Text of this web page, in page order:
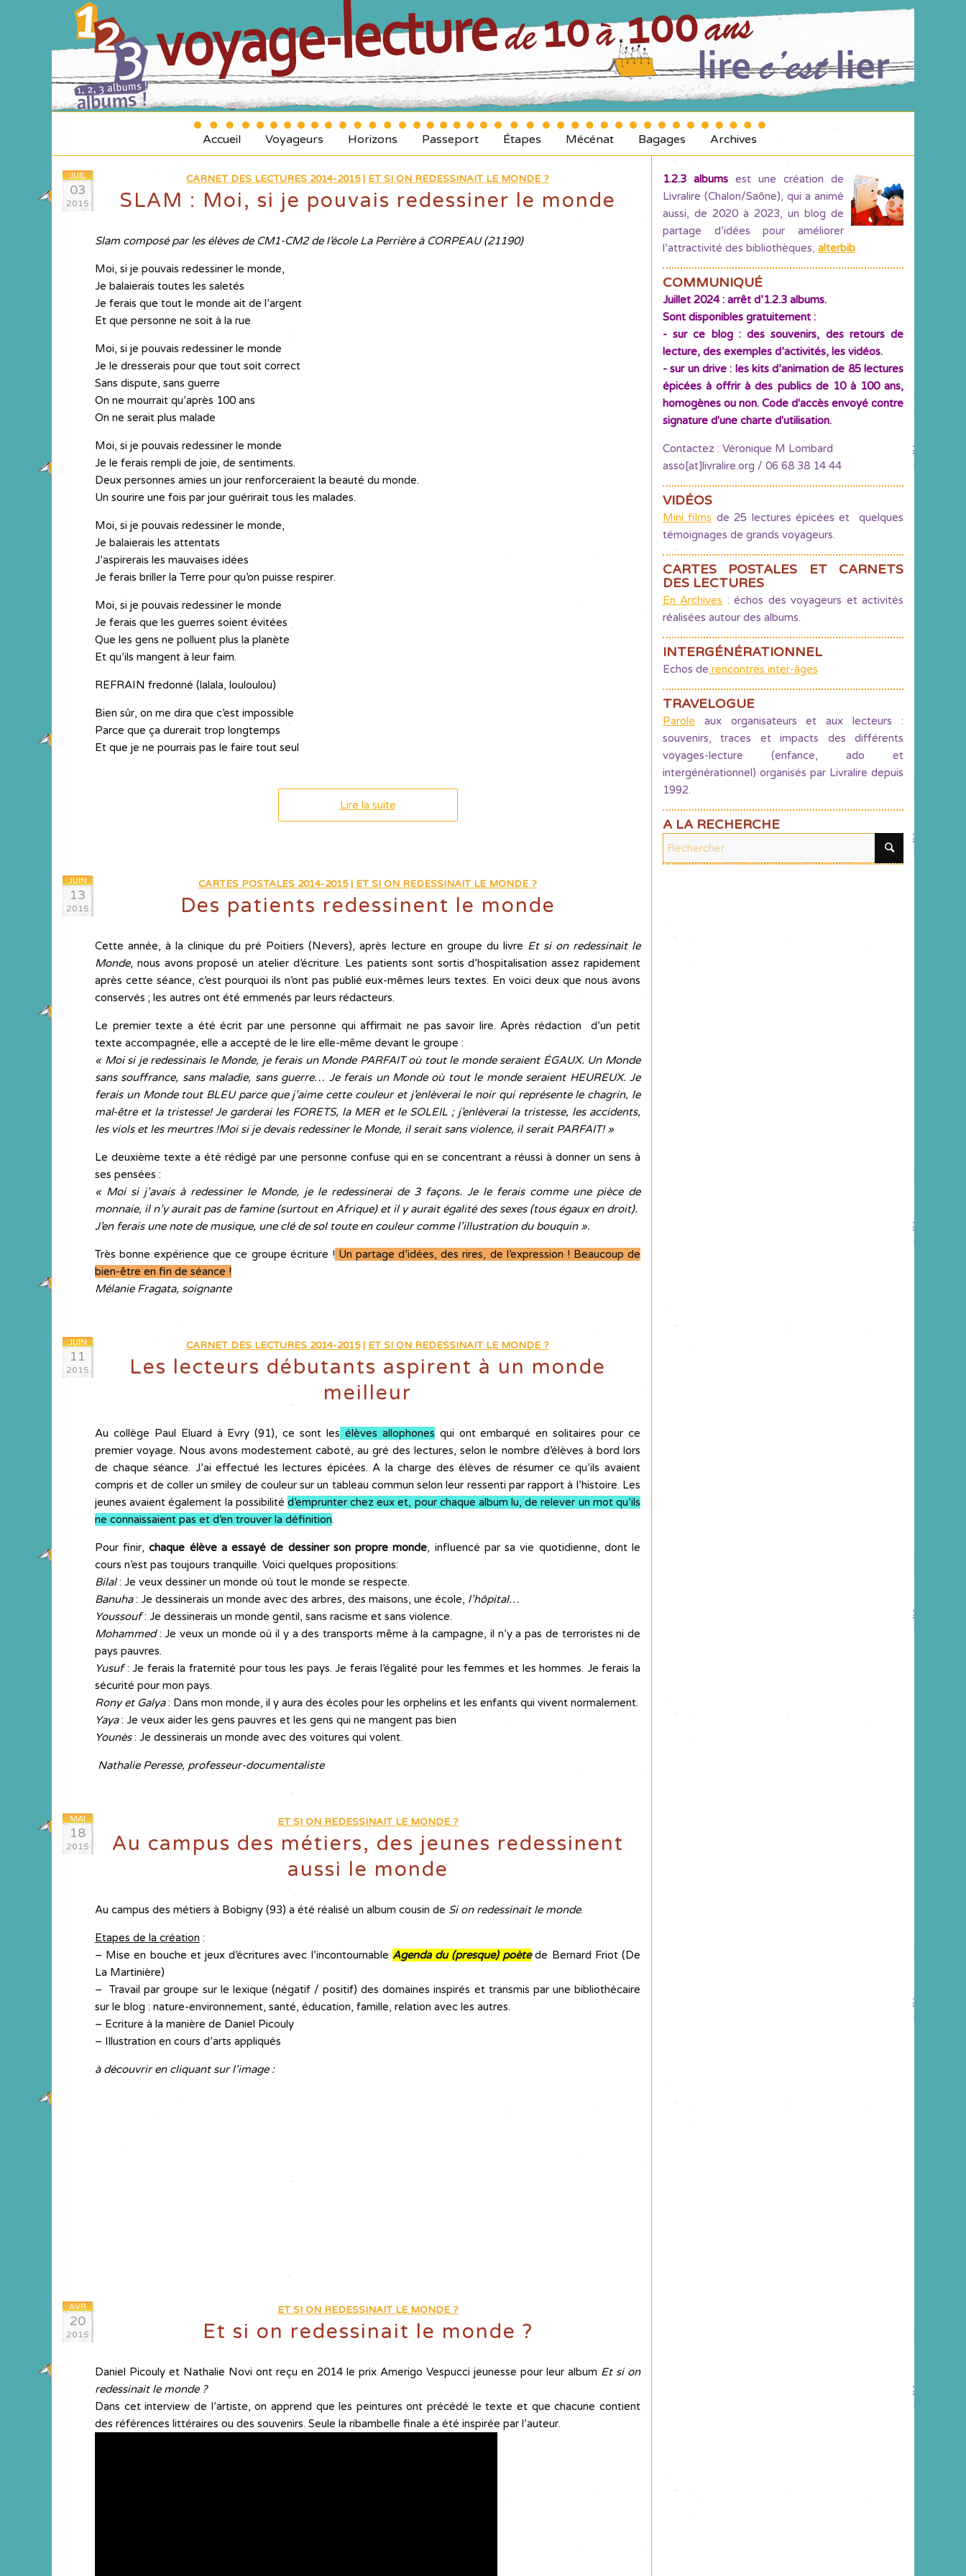
Accueil Voyageurs Horizons Passeport Étapes Mécénat Bagages Archives
JUIL
03
2015
CARNET DES LECTURES 2014-2015| ET SI ON REDESSINAIT LE MONDE ?
SLAM : Moi, si je pouvais redessiner le monde
Slam composé par les élèves de CM1-CM2 de l’école La Perrière à CORPEAU (21190)
Moi, si je pouvais redessiner le monde,
Je balaierais toutes les saletés
Je ferais que tout le monde ait de l’argent
Et que personne ne soit à la rue
Moi, si je pouvais redessiner le monde
Je le dresserais pour que tout soit correct
Sans dispute, sans guerre
On ne mourrait qu’après 100 ans
On ne serait plus malade
Moi, si je pouvais redessiner le monde
Je le ferais rempli de joie, de sentiments.
Deux personnes amies un jour renforceraient la beauté du monde.
Un sourire une fois par jour guérirait tous les malades.
Moi, si je pouvais redessiner le monde,
Je balaierais les attentats
J’aspirerais les mauvaises idées
Je ferais briller la Terre pour qu’on puisse respirer.
Moi, si je pouvais redessiner le monde
Je ferais que les guerres soient évitées
Que les gens ne polluent plus la planète
Et qu’ils mangent à leur faim.
REFRAIN fredonné (lalala, louloulou)
Bien sûr, on me dira que c’est impossible
Parce que ça durerait trop longtemps
Et que je ne pourrais pas le faire tout seul
Lire la suite
JUIN
13
2015
CARTES POSTALES 2014-2015| ET SI ON REDESSINAIT LE MONDE ?
Des patients redessinent le monde
Cette année, à la clinique du pré Poitiers (Nevers), après lecture en groupe du livre Et si on redessinait le
Monde, nous avons proposé un atelier d’écriture. Les patients sont sortis d’hospitalisation assez rapidement
après cette séance, c’est pourquoi ils n’ont pas publié eux-mêmes leurs textes. En voici deux que nous avons
conservés ; les autres ont été emmenés par leurs rédacteurs.
Le premier texte a été écrit par une personne qui affirmait ne pas savoir lire. Après rédaction d’un petit
texte accompagnée, elle a accepté de le lire elle-même devant le groupe :
« Moi si je redessinais le Monde, je ferais un Monde PARFAIT où tout le monde seraient ÉGAUX. Un Monde
sans souffrance, sans maladie, sans guerre… Je ferais un Monde où tout le monde seraient HEUREUX. Je
ferais un Monde tout BLEU parce que j’aime cette couleur et j’enlèverai le noir qui représente le chagrin, le
mal-être et la tristesse! Je garderai les FORETS, la MER et le SOLEIL ; j’enlèverai la tristesse, les accidents,
les viols et les meurtres !Moi si je devais redessiner le Monde, il serait sans violence, il serait PARFAIT! »
Le deuxième texte a été rédigé par une personne confuse qui en se concentrant a réussi à donner un sens à
ses pensées :
« Moi si j’avais à redessiner le Monde, je le redessinerai de 3 façons. Je le ferais comme une pièce de
monnaie, il n’y aurait pas de famine (surtout en Afrique) et il y aurait égalité des sexes (tous égaux en droit).
J’en ferais une note de musique, une clé de sol toute en couleur comme l’illustration du bouquin ».
Très bonne expérience que ce groupe écriture ! Un partage d’idées, des rires, de l’expression ! Beaucoup de
bien-être en fin de séance !
Mélanie Fragata, soignante
JUIN
11
2015
CARNET DES LECTURES 2014-2015| ET SI ON REDESSINAIT LE MONDE ?
Les lecteurs débutants aspirent à un monde
meilleur
Au collège Paul Eluard à Evry (91), ce sont les élèves allophones qui ont embarqué en solitaires pour ce
premier voyage. Nous avons modestement caboté, au gré des lectures, selon le nombre d’élèves à bord lors
de chaque séance. J’ai effectué les lectures épicées. A la charge des élèves de résumer ce qu’ils avaient
compris et de coller un smiley de couleur sur un tableau commun selon leur ressenti par rapport à l’histoire. Les
jeunes avaient également la possibilité d’emprunter chez eux et, pour chaque album lu, de relever un mot qu’ils
ne connaissaient pas et d’en trouver la définition.
Pour finir,chaque élève a essayé de dessiner son propre monde, influencé par sa vie quotidienne, dont le
cours n’est pas toujours tranquille. Voici quelques propositions:
Bilal: Je veux dessiner un monde où tout le monde se respecte.
Banuha: Je dessinerais un monde avec des arbres, des maisons, une école, l’hôpital…
Youssouf: Je dessinerais un monde gentil, sans racisme et sans violence.
Mohammed: Je veux un monde où il y a des transports même à la campagne, il n’y a pas de terroristes ni de
pays pauvres.
Yusuf: Je ferais la fraternité pour tous les pays. Je ferais l’égalité pour les femmes et les hommes. Je ferais la
sécurité pour mon pays.
Rony et Galya: Dans mon monde, il y aura des écoles pour les orphelins et les enfants qui vivent normalement.
Yaya: Je veux aider les gens pauvres et les gens qui ne mangent pas bien
Younès: Je dessinerais un monde avec des voitures qui volent.
Nathalie Peresse, professeur-documentaliste
MAI
18
2015
ET SI ON REDESSINAIT LE MONDE ?
Au campus des métiers, des jeunes redessinent
aussi le monde
Au campus des métiers à Bobigny (93) a été réalisé un album cousin de Si on redessinait le monde.
Etapes de la création :
– Mise en bouche et jeux d’écritures avec l’incontournable Agenda du (presque) poètede Bernard Friot (De
La Martinière)
– Travail par groupe sur le lexique (négatif / positif) des domaines inspirés et transmis par une bibliothécaire
sur le blog : nature-environnement, santé, éducation, famille, relation avec les autres.
– Ecriture à la manière de Daniel Picouly
– Illustration en cours d’arts appliqués
à découvrir en cliquant sur l’image :
AVR
20
2015
ET SI ON REDESSINAIT LE MONDE ?
Et si on redessinait le monde ?
Daniel Picouly et Nathalie Novi ont reçu e​n 2014 le prix Amerigo Vespucci jeunesse pour leur album Et si on
redessinait le monde ?
Dans cet interview de l’artiste, on apprend que les peintures ont précédé le texte et que chacune contient
des références littéraires ou des souvenirs. Seule la ribambelle finale a été inspirée par l’auteur.
1.2.3 albums est une création de
Livralire (Chalon/Saône), qui a animé
aussi, de 2020 à 2023, un blog de
partage d’idées pour améliorer
l’attractivité des bibliothèques, alterbib
COMMUNIQUÉ
Juillet 2024 : arrêt d’1.2.3 albums.
Sont disponibles gratuitement :
- sur ce blog : des souvenirs, des retours de
lecture, des exemples d’activités, les vidéos.
- sur un drive : les kits d’animation de 85 lectures
épicées à offrir à des publics de 10 à 100 ans,
homogènes ou non. Code d'accès envoyé contre
signature d'une charte d'utilisation.
Contactez : Véronique M Lombard
asso[at]livralire.org / 06 68 38 14 44
VIDÉOS
Mini films de 25 lectures épicées et quelques
témoignages de grands voyageurs.
CARTES POSTALES ET CARNETS
DES LECTURES
En Archives : échos des voyageurs et activités
réalisées autour des albums.
INTERGÉNÉRATIONNEL
Echos de rencontres inter-âges
TRAVELOGUE
Parole aux organisateurs et aux lecteurs :
souvenirs, traces et impacts des différents
voyages-lecture (enfance, ado et
intergénérationnel) organisés par Livralire depuis
1992.
A LA RECHERCHE